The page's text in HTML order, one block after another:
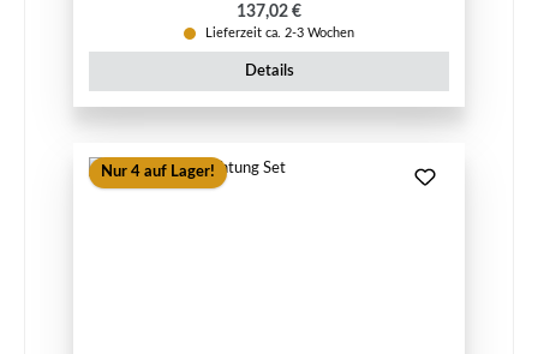
Regulärer Preis:
137,02 €
Lieferzeit ca. 2-3 Wochen
Details
Nur 4 auf Lager!